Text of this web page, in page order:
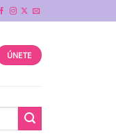
ÚNETE